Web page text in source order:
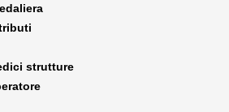
strutture